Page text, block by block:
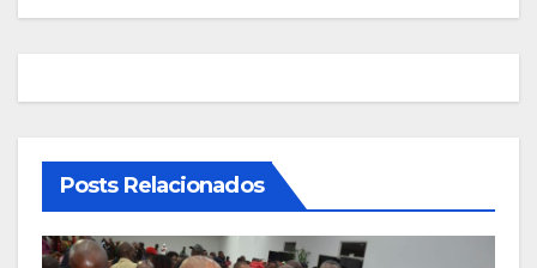
Posts Relacionados